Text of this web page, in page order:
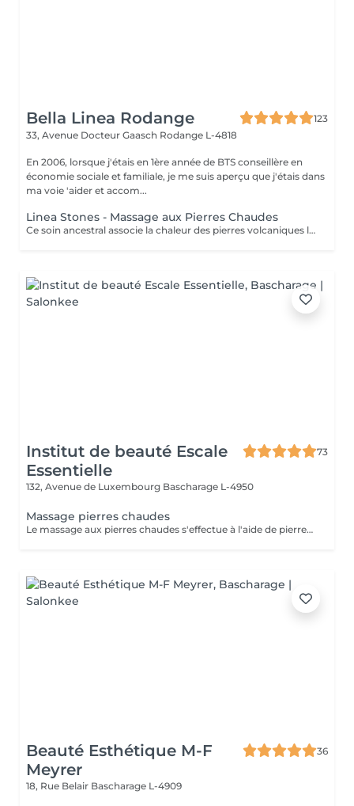
Bella Linea Rodange
123
33, Avenue Docteur Gaasch Rodange L-4818
En 2006, lorsque j'étais en 1ère année de BTS conseillère en
économie sociale et familiale, je me suis aperçu que j'étais dans
ma voie 'aider et accom...
Linea Stones - Massage aux Pierres Chaudes
Ce soin ancestral associe la chaleur des pierres volcaniques lisses à un massage manuel enveloppant. Les pierres, chauffées à température idéale, sont disposées sur des points énergétiques stratégiques et utilisées pour masser le corps. La chaleur pénètre en profondeur, dénouant les tensions et favorisant une relaxation totale. Les bénéfices : Détente musculaire profonde grâce à la chaleur Circulation sanguine stimulée Réduction du stress et du mental agité Sensation de cocooning et de confort Un rituel particulièrement apprécié en automne et en hiver, quand le corps et l'esprit recherchent chaleur et réconfort.
Institut de beauté Escale
Essentielle
73
132, Avenue de Luxembourg Bascharage L-4950
Massage pierres chaudes
Le massage aux pierres chaudes s'effectue à l'aide de pierres d'origine volcanique et d'huile essentielles, sous l'effet de la chaleur les muscles se détendent et provoque une sensation de bien-être et d'apaisement
Beauté Esthétique M-F
Meyrer
36
18, Rue Belair Bascharage L-4909